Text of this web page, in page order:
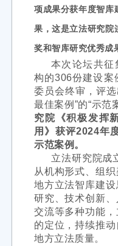
项成果分获年度智库
果，这是立法研究院
奖和智库研究优秀成
本次论坛共征
构的306份建设案
委员会终审，评
最佳案例”的“示范
究院《积极发挥
用》获评2024年
示范案例。
立法研究院成
从机构形式、组
地方立法智库建
研究、技术创新
交流等多种功能
的定位，持续推
地方立法质量。